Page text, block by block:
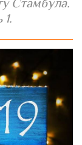
Стамбула.